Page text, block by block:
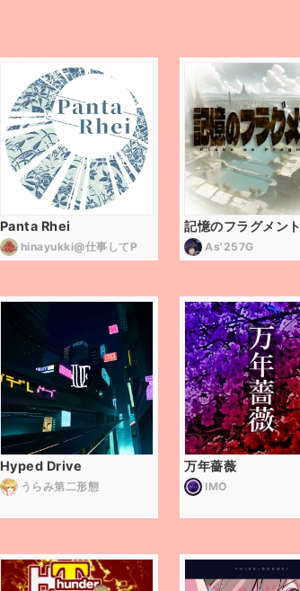
Panta Rhei
hinayukki@仕事してP
記憶のフラグメント
As'257G
Hyped Drive
うらみ第二形態
万年薔薇
IMO